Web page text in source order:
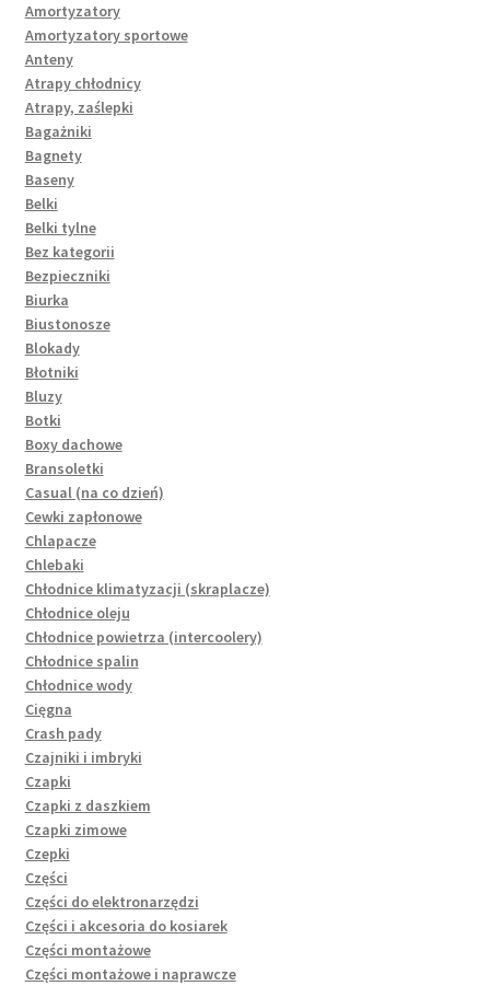
Amortyzatory
Amortyzatory sportowe
Anteny
Atrapy chłodnicy
Atrapy, zaślepki
Bagażniki
Bagnety
Baseny
Belki
Belki tylne
Bez kategorii
Bezpieczniki
Biurka
Biustonosze
Blokady
Błotniki
Bluzy
Botki
Boxy dachowe
Bransoletki
Casual (na co dzień)
Cewki zapłonowe
Chlapacze
Chlebaki
Chłodnice klimatyzacji (skraplacze)
Chłodnice oleju
Chłodnice powietrza (intercoolery)
Chłodnice spalin
Chłodnice wody
Cięgna
Crash pady
Czajniki i imbryki
Czapki
Czapki z daszkiem
Czapki zimowe
Czepki
Części
Części do elektronarzędzi
Części i akcesoria do kosiarek
Części montażowe
Części montażowe i naprawcze